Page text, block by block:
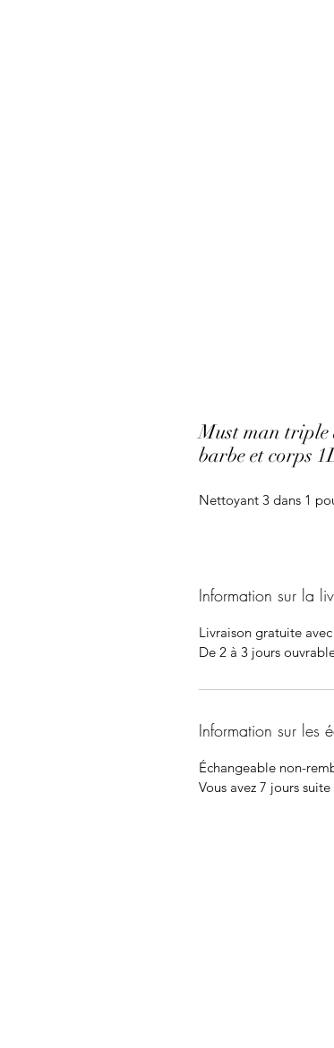
Must man triple
barbe et corps
Nettoyant 3 dans 1
Information sur la
Livraison gratuite
De 2 à 3 jours
Information sur les
Échangeable non-
Vous avez 7 jours